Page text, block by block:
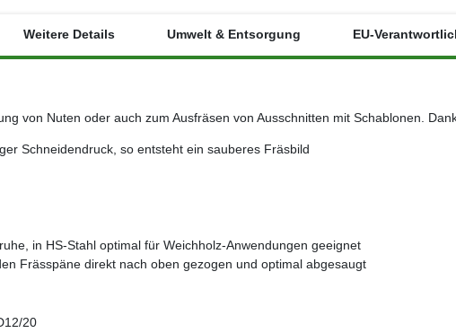
Weitere Details Umwelt & Entsorgung EU-
von Nuten oder auch zum Ausfräsen von Ausschnitten mit Schablonen.
Schneidendruck, so entsteht ein sauberes Fräsbild
in HS-Stahl optimal für Weichholz-Anwendungen geeignet
Frässpäne direkt nach oben gezogen und optimal abgesaugt
20